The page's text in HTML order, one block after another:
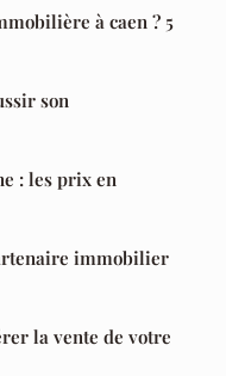
à caen ? 5
son
: les prix en
immobilier
la vente de votre